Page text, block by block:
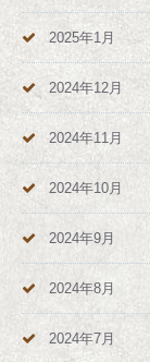
2025年1月
2024年12月
2024年11月
2024年10月
2024年9月
2024年8月
2024年7月